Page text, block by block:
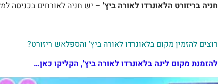
חניה בריזורט הלאונרדו לאורה ביץ' – יש חניה לאורחים בכניסה
רוצים להזמין מקום בלאונרדו לאורה ביץ' והספלאש ריזורט?
להזמנת מקום לינה בלאונרדו לאורה ביץ', הקליקו כאן…